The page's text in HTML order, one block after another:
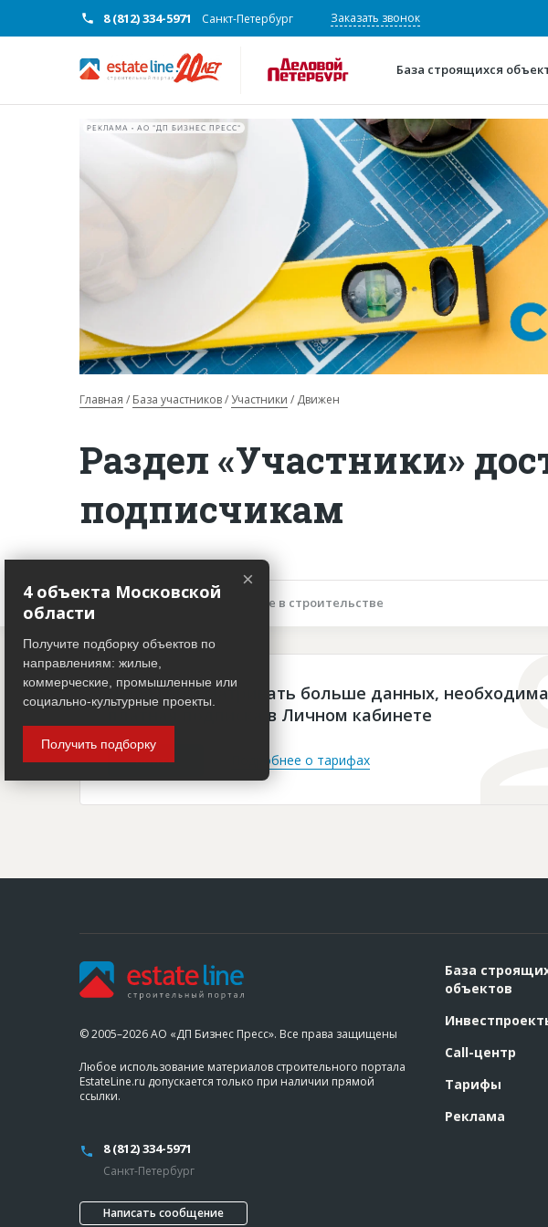
8 (812) 334-5971 Санкт-Петербург Заказать звонок
База строящихся
РЕКЛАМА • АО "ДП БИЗНЕС ПРЕСС"
Главная База участников Участники Движен
Раздел «Участники»
подписчикам
Описание объекта Участие в строительстве
Чтобы просматривать больше данных, необходима
платная подписка в Личном кабинете
Войти Подробнее о тарифах
© 2005–2026 АО «ДП Бизнес Пресс». Все права защищены
Любое использование материалов строительного портала
EstateLine.ru допускается только при наличии прямой
ссылки.
8 (812) 334-5971
Санкт-Петербург
Написать сообщение
База
объектов
Call-центр
Тарифы
Реклама
×
4 объекта Московской
области
Получите подборку объектов по
направлениям: жилые,
коммерческие, промышленные или
социально-культурные проекты.
Получить подборку